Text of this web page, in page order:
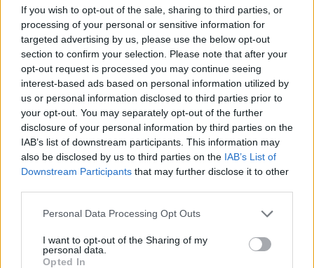
If you wish to opt-out of the sale, sharing to third parties, or
processing of your personal or sensitive information for
targeted advertising by us, please use the below opt-out
section to confirm your selection. Please note that after your
opt-out request is processed you may continue seeing
interest-based ads based on personal information utilized by
us or personal information disclosed to third parties prior to
your opt-out. You may separately opt-out of the further
disclosure of your personal information by third parties on the
IAB’s list of downstream participants. This information may
also be disclosed by us to third parties on the IAB’s List of
Downstream Participants that may further disclose it to other
Personal Data Processing Opt Outs
I want to opt-out of the Sharing of my
personal data.
Opted In
Intervention»
Concert/Live Concert/Live Concert/Live
Paroles + Traduction Téléchargement
Vidéos
Commentaires
Dire «merci» pour cette traduction Corriger une erreur